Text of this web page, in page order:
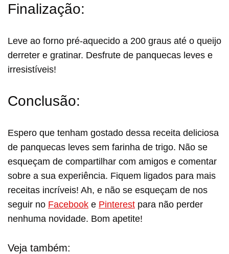
Finalização:
Leve ao forno pré-aquecido a 200 graus até o queijo
derreter e gratinar. Desfrute de panquecas leves e
irresistíveis!
Conclusão:
Espero que tenham gostado dessa receita deliciosa
de panquecas leves sem farinha de trigo. Não se
esqueçam de compartilhar com amigos e comentar
sobre a sua experiência. Fiquem ligados para mais
receitas incríveis! Ah, e não se esqueçam de nos
seguir no Facebook e Pinterest para não perder
nenhuma novidade. Bom apetite!
Veja também: